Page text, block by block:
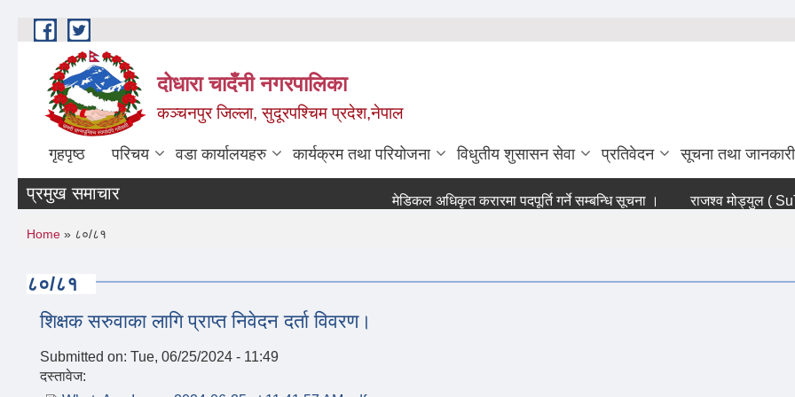
Skip to main content
दोधारा चादँनी नगरपालिका
कञ्चनपुर जिल्ला, सुदूरपश्चिम प्रदेश,नेपाल
गृहपृष्ठ परिचय वडा कार्यालयहरु कार्यक्रम तथा परियोजना विधुतीय शुसासन सेवा प्रतिवेदन सूचना तथा जानकारी
प्रमुख समाचार मेडिकल अधिकृत करारमा पदपूर्ति गर्ने सम्बन्धि सूचना । राजश्व मोड्युल (
You are here
Home » ८०/८१
८०/८१
शिक्षक सरुवाका लागि प्राप्त निवेदन दर्ता विवरण।
Submitted on: Tue, 06/25/2024 - 11:49
दस्तावेज: